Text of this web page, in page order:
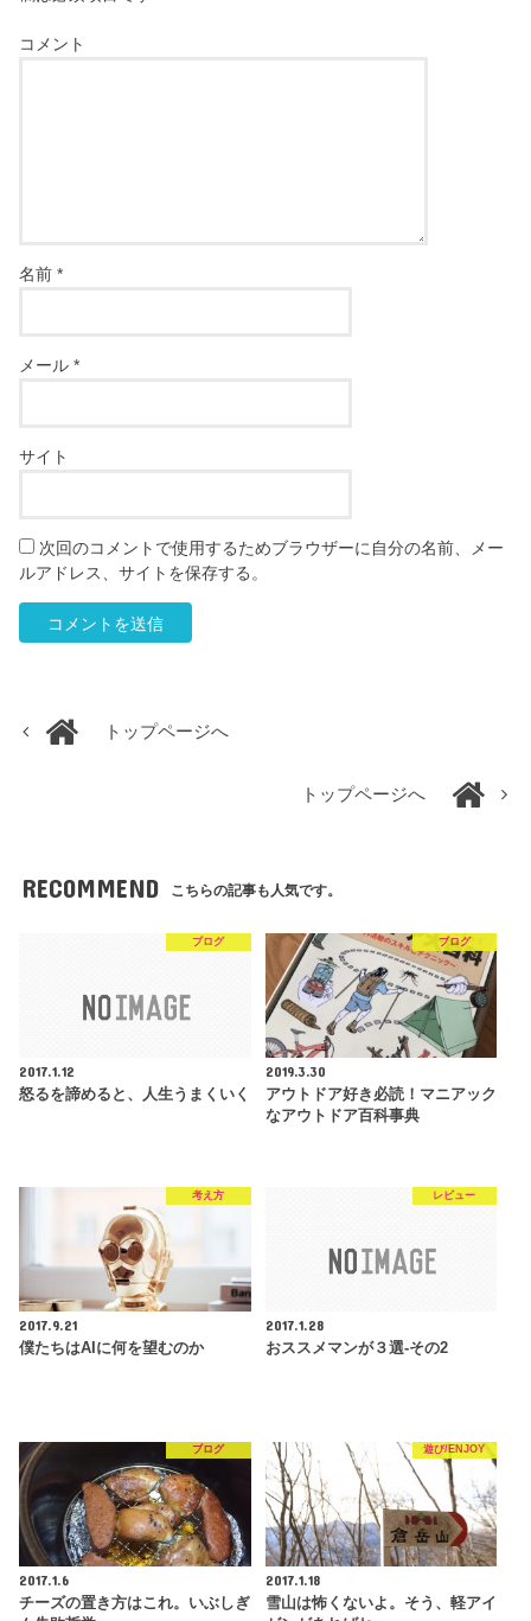
コメント
名前*
メール*
サイト
次回のコメントで使用するためブラウザーに自分の名前、メー
ルアドレス、サイトを保存する。
トップページへ
トップページへ
RECOMMEND こちらの記事も人気です。
ブログ
2017.1.12
怒るを諦めると、人生うまくいく
ブログ
2019.3.30
アウトドア好き必読！マニアック
なアウトドア百科事典
考え方
2017.9.21
僕たちはAIに何を望むのか
レビュー
2017.1.28
おススメマンが３選-その2
ブログ
2017.1.6
チーズの置き方はこれ。いぶしぎ
遊び/ENJOY
2017.1.18
雪山は怖くないよ。そう、軽アイ